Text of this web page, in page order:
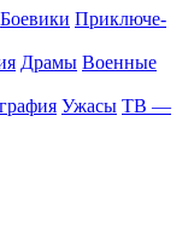
Бое­ви­ки При­клю­че­
Дра­мы Во­ен­ные
Ужа­сы ТВ —